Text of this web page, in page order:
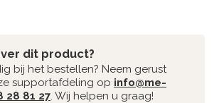
dit product?
bij het bestellen? Neem gerust
supportafdeling op info@me-
28 81 27. Wij helpen u graag!